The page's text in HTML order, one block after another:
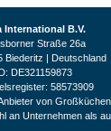
International B.V.
Straße 26a
Biederitz | Deutschland
DE321159873
58573909
von
an Unternehmen als